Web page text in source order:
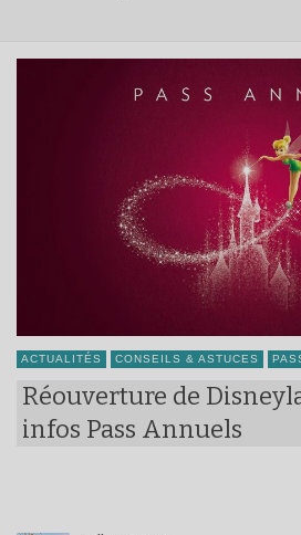
ACTUALITÉS CONSEILS & ASTUCES
Réouverture de
infos Pass Annuels